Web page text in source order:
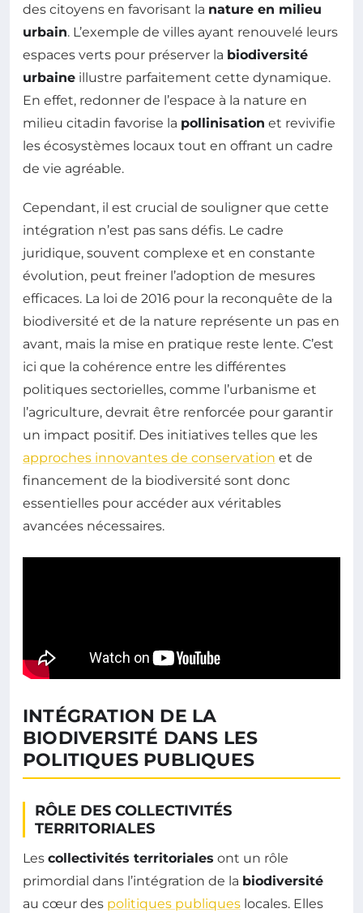
des citoyens en favorisant la nature en milieu
urbain. L’exemple de villes ayant renouvelé leurs
espaces verts pour préserver la biodiversité
urbaine illustre parfaitement cette dynamique.
En effet, redonner de l’espace à la nature en
milieu citadin favorise la pollinisation et revivifie
les écosystèmes locaux tout en offrant un cadre
de vie agréable.
Cependant, il est crucial de souligner que cette
intégration n’est pas sans défis. Le cadre
juridique, souvent complexe et en constante
évolution, peut freiner l’adoption de mesures
efficaces. La loi de 2016 pour la reconquête de la
biodiversité et de la nature représente un pas en
avant, mais la mise en pratique reste lente. C’est
ici que la cohérence entre les différentes
politiques sectorielles, comme l’urbanisme et
l’agriculture, devrait être renforcée pour garantir
un impact positif. Des initiatives telles que les
approches innovantes de conservation et de
financement de la biodiversité sont donc
essentielles pour accéder aux véritables
avancées nécessaires.
INTÉGRATION DE LA
BIODIVERSITÉ DANS LES
POLITIQUES PUBLIQUES
RÔLE DES COLLECTIVITÉS
TERRITORIALES
Les collectivités territoriales ont un rôle
primordial dans l’intégration de la biodiversité
au cœur des politiques publiques locales. Elles